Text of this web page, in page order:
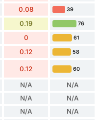
0.08 39
0.19 76
0 61
0.12 58
0.12 60
N/A N/A
N/A N/A
N/A N/A